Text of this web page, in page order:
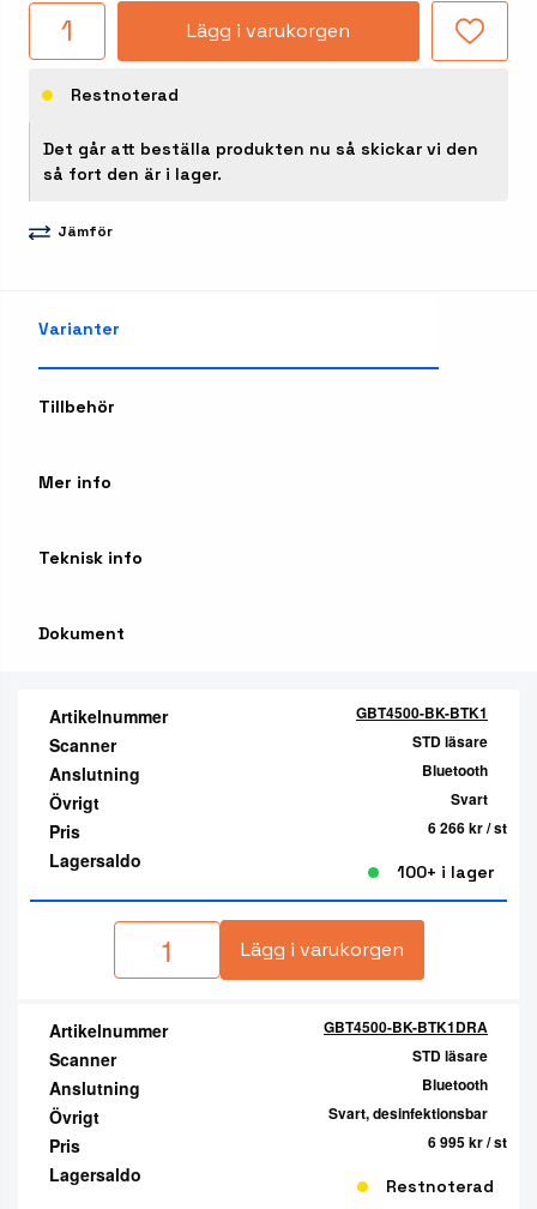
Lägg i varukorgen
Restnoterad
Det går att beställa produkten nu så skickar vi den
så fort den är i lager.
Jämför
Varianter
Tillbehör
Mer info
Teknisk info
Dokument
Artikelnummer GBT4500-BK-BTK1
Scanner STD läsare
Anslutning Bluetooth
Övrigt Svart
Pris 6 266 kr/ st
Lagersaldo 100+ i lager
Lägg i varukorgen
Artikelnummer GBT4500-BK-BTK1DRA
Scanner STD läsare
Anslutning Bluetooth
Övrigt Svart, desinfektionsbar
Pris 6 995 kr/ st
Lagersaldo Restnoterad